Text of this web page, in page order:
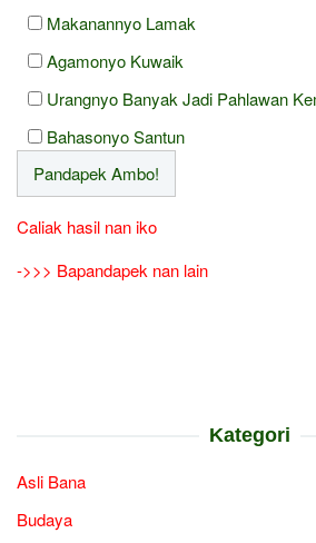
Makanannyo Lamak
Agamonyo Kuwaik
Urangnyo Banyak Jadi Pahlawan
Bahasonyo Santun
Caliak hasil nan iko
->>> Bapandapek nan lain
Kategori
Asli Bana
Budaya